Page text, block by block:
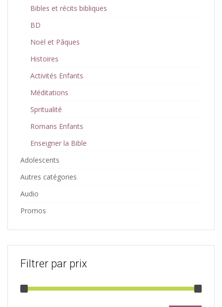
Bibles et récits bibliques
BD
Noël et Pâques
Histoires
Activités Enfants
Méditations
Spritualité
Romans Enfants
Enseigner la Bible
Adolescents
Autres catégories
Audio
Promos
Filtrer par prix